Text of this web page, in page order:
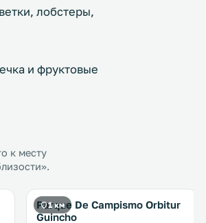
лобстеры,
и фруктовые
к месту
1 км
Parque De Campismo Orbitur
Guincho